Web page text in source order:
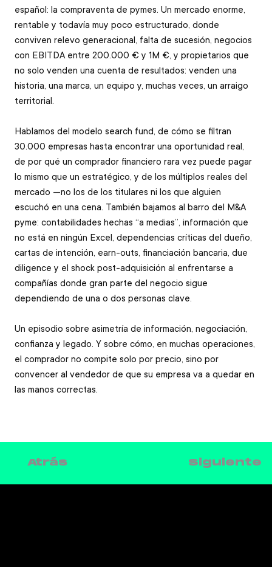
español: la compraventa de pymes. Un mercado enorme,
rentable y todavía muy poco estructurado, donde
conviven relevo generacional, falta de sucesión, negocios
con EBITDA entre 200.000 € y 1M €, y propietarios que
no solo venden una cuenta de resultados: venden una
historia, una marca, un equipo y, muchas veces, un arraigo
territorial.
Hablamos del modelo search fund, de cómo se filtran
30.000 empresas hasta encontrar una oportunidad real,
de por qué un comprador financiero rara vez puede pagar
lo mismo que un estratégico, y de los múltiplos reales del
mercado —no los de los titulares ni los que alguien
escuchó en una cena. También bajamos al barro del M&A
pyme: contabilidades hechas “a medias”, información que
no está en ningún Excel, dependencias críticas del dueño,
cartas de intención, earn-outs, financiación bancaria, due
diligence y el shock post-adquisición al enfrentarse a
compañías donde gran parte del negocio sigue
dependiendo de una o dos personas clave.
Un episodio sobre asimetría de información, negociación,
confianza y legado. Y sobre cómo, en muchas operaciones,
el comprador no compite solo por precio, sino por
convencer al vendedor de que su empresa va a quedar en
las manos correctas.
Atrás Siguiente